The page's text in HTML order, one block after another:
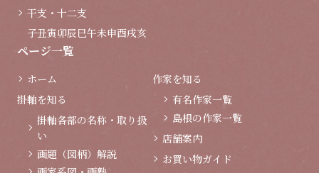
干支・十二支
子丑寅卯辰巳午未申酉戌亥
ページ一覧
ホーム
掛軸を知る
掛軸各部の名称・取り扱
い
画題（図柄）解説
作家を知る
有名作家一覧
島根の作家一覧
店舗案内
お買い物ガイド